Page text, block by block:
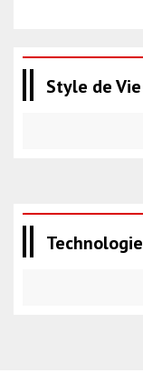
Style de Vie
Technologie